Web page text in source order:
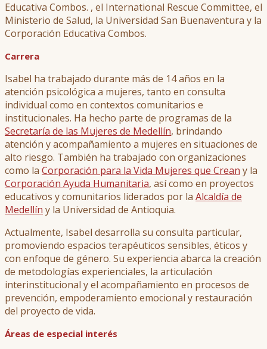
Educativa Combos. , el International Rescue Committee, el
Ministerio de Salud, la Universidad San Buenaventura y la
Corporación Educativa Combos.
Carrera
Isabel ha trabajado durante más de 14 años en la
atención psicológica a mujeres, tanto en consulta
individual como en contextos comunitarios e
institucionales. Ha hecho parte de programas de la
Secretaría de las Mujeres de Medellín, brindando
atención y acompañamiento a mujeres en situaciones de
alto riesgo. También ha trabajado con organizaciones
como la Corporación para la Vida Mujeres que Crean y la
Corporación Ayuda Humanitaria, así como en proyectos
educativos y comunitarios liderados por la Alcaldía de
Medellín y la Universidad de Antioquia.
Actualmente, Isabel desarrolla su consulta particular,
promoviendo espacios terapéuticos sensibles, éticos y
con enfoque de género. Su experiencia abarca la creación
de metodologías experienciales, la articulación
interinstitucional y el acompañamiento en procesos de
prevención, empoderamiento emocional y restauración
del proyecto de vida.
Áreas de especial interés